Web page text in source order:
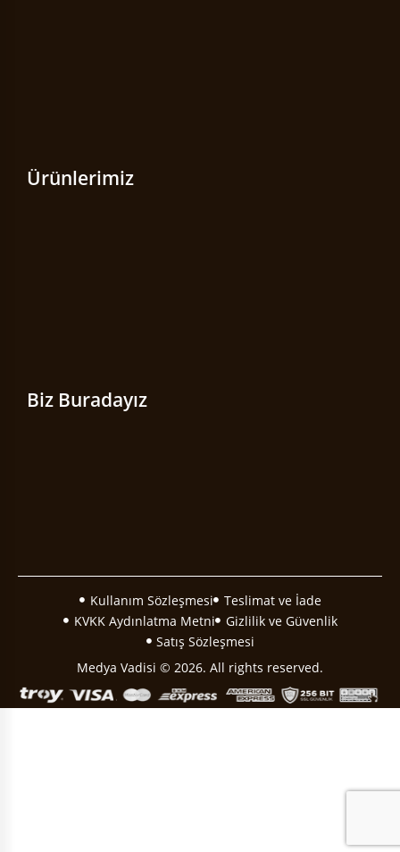
Ürünlerimiz
Biz Buradayız
Kullanım Sözleşmesi
Teslimat ve İade
KVKK Aydınlatma Metni
Gizlilik ve Güvenlik
Satış Sözleşmesi
Medya Vadisi © 2026. All rights reserved.